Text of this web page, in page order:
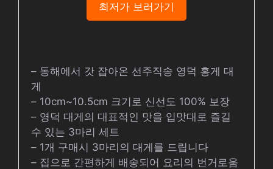
최저가 보러가기
– 동해에서 갓 잡아온 선주직송 영덕 홍게 대
게
– 10cm~10.5cm 크기로 신선도 100% 보장
– 영덕 대게의 대표적인 맛을 입맛대로 즐길
수 있는 3마리 세트
– 1개 구매시 3마리의 대게를 드립니다
– 집으로 간편하게 배송되어 요리의 번거로움